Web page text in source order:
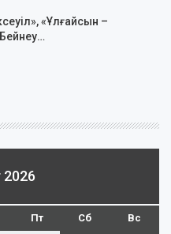
«Ұлғайсын –
2026
Пт Сб Вс